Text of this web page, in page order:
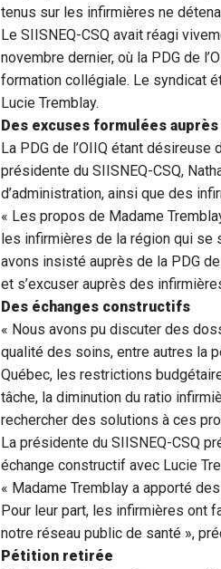
tenus sur les infirmières ne
Le SIISNEQ-CSQ avait réagi
novembre dernier, où la PDG de
formation collégiale. Le syndicat
Lucie Tremblay.
Des excuses formulées
La PDG de l’OIIQ étant
présidente du SIISNEQ-CSQ,
d’administration, ainsi que des
« Les propos de Madame
les infirmières de la région qui se
avons insisté auprès de la PDG
et s’excuser auprès des
Des échanges constructifs
« Nous avons pu discuter des
qualité des soins, entre autres la
Québec, les restrictions
tâche, la diminution du ratio
rechercher des solutions à ces
La présidente du SIISNEQ-CSQ
échange constructif avec Lucie
« Madame Tremblay a apporté
Pour leur part, les infirmières ont
notre réseau public de santé »,
Pétition retirée